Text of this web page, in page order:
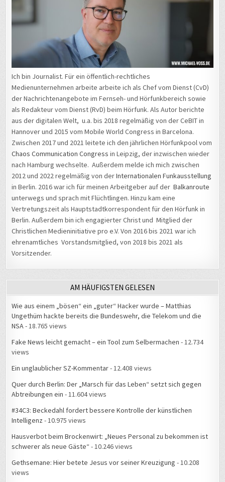
Ich bin Journalist. Für ein öffentlich-rechtliches
Medienunternehmen arbeite arbeite ich als Chef vom Dienst (CvD)
der Nachrichtenangebote im Fernseh- und Hörfunkbereich sowie
als Redakteur vom Dienst (RvD) beim Hörfunk. Als Autor berichte
aus der digitalen Welt, u.a. bis 2018 regelmäßig von der CeBIT in
Hannover und 2015 vom Mobile World Congress in Barcelona.
Zwischen 2017 und 2021 leitete ich den jährlichen Hörfunkpool vom
Chaos Communication Congress in Leipzig, der inzwischen wieder
nach Hamburg wechselte. Außerdem melde ich mich zwischen
2012 und 2022 regelmäßig von derInternationalen Funkausstellung
in Berlin. 2016 war ich für meinen Arbeitgeber auf derBalkanroute
unterwegs und sprach mit Flüchtlingen. Hinzu kam eine
Vertretungszeit als Hauptstadtkorrespondent für den Hörfunk in
Berlin. Außerdem bin ich engagierter Christ und Mitglied der
Christlichen Medieninitiative pro e.V. Von 2016 bis 2021 war ich
ehrenamtliches Vorstandsmitglied, von 2018 bis 2021 als
Vorsitzender.
AM HÄUFIGSTEN GELESEN
Wie aus einem „bösen“ ein „guter“ Hacker wurde – Matthias
Ungethüm hackte bereits die Bundeswehr, die Telekom und die
NSA- 18.765 views
Fake News leicht gemacht – ein Tool zum Selbermachen - 12.734
views
Ein unglaublicher SZ-Kommentar- 12.408 views
Quer durch Berlin: Der „Marsch für das Leben“ setzt sich gegen
Abtreibungen ein - 11.604 views
#34C3: Beckedahl fordert bessere Kontrolle der künstlichen
Intelligenz - 10.975 views
Hausverbot beim Brockenwirt: „Neues Personal zu bekommen ist
schwerer als neue Gäste“ - 10.246 views
Gethsemane: Hier betete Jesus vor seiner Kreuzigung - 10.208
views